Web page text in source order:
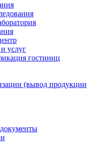
услуг
гостиниц
(вывод продукции